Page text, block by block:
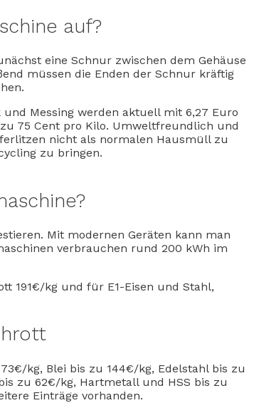
auf?
eine Schnur zwischen dem Gehäuse
müssen die Enden der Schnur kräftig
Messing werden aktuell mit 6,27 Euro
75 Cent pro Kilo. Umweltfreundlich und
nicht als normalen Hausmüll zu
zu bringen.
Mit modernen Geräten kann man
verbrauchen rund 200 kWh im
191€/kg und für E1-Eisen und Stahl,
kg, Blei bis zu 144€/kg, Edelstahl bis zu
zu 62€/kg, Hartmetall und HSS bis zu
Einträge vorhanden.